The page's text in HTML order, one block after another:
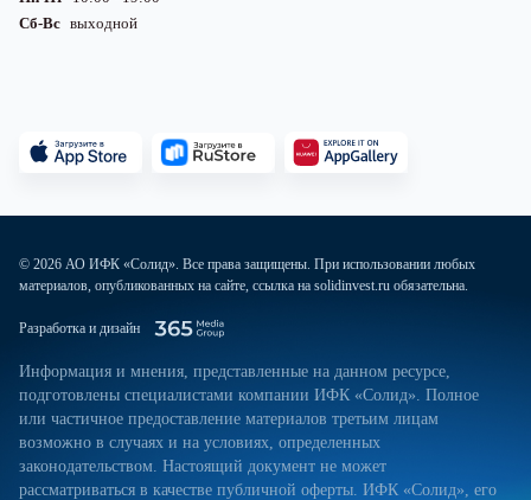
Сб-Вс выходной
© 2026 АО ИФК «Солид». Все права защищены. При использовании любых
материалов, опубликованных на сайте, ссылка на solidinvest.ru обязательна.
Разработка и дизайн
Информация и мнения, представленные на данном ресурсе,
подготовлены специалистами компании ИФК «Солид». Полное
или частичное предоставление материалов третьим лицам
возможно в случаях и на условиях, определенных
законодательством. Настоящий документ не может
рассматриваться в качестве публичной оферты. ИФК «Солид», его